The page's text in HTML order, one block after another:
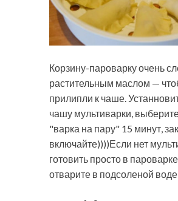
Корзину-пароварку очень
растительным маслом —
прилипли к чаше.
чашу мультиварки,
"варка на пару" 15 минут,
включайте))))Если нет
готовить просто в
отварите в подсоленой